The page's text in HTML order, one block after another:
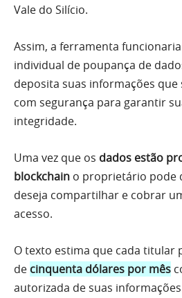
Vale do Silício.
Assim, a ferramenta
individual de poupança de
deposita suas informações
com segurança para garantir
integridade.
Uma vez que os dados estão
blockchain o proprietário pode
deseja compartilhar e cobrar
acesso.
O texto estima que cada titular
de cinquenta dólares por mês
autorizada de suas